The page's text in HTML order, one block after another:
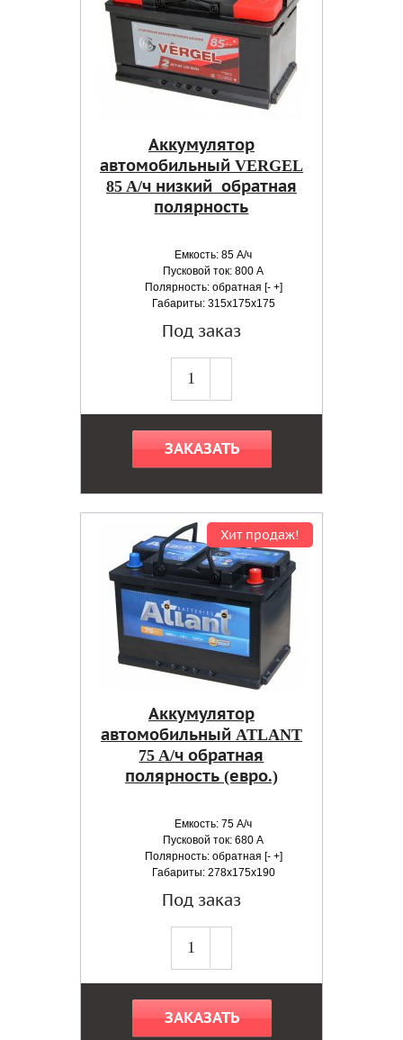
Аккумулятор
автомобильный VERGEL
85 A/ч низкий обратная
полярность
Емкость: 85 А/ч
Пусковой ток: 800 А
Полярность: обратная [- +]
Габариты: 315x175x175
Под заказ
ЗАКАЗАТЬ
Хит продаж!
Аккумулятор
автомобильный ATLANT
75 A/ч обратная
полярность (евро.)
Емкость: 75 А/ч
Пусковой ток: 680 А
Полярность: обратная [- +]
Габариты: 278x175x190
Под заказ
ЗАКАЗАТЬ